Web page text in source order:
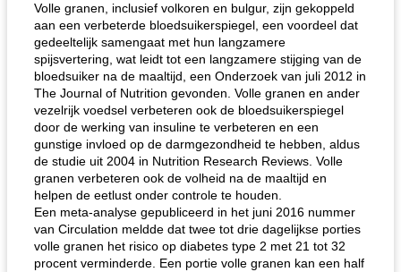
Volle granen, inclusief volkoren en bulgur, zijn gekoppeld
aan een verbeterde bloedsuikerspiegel, een voordeel dat
gedeeltelijk samengaat met hun langzamere
spijsvertering, wat leidt tot een langzamere stijging van de
bloedsuiker na de maaltijd, een Onderzoek van juli 2012 in
The Journal of Nutrition gevonden. Volle granen en ander
vezelrijk voedsel verbeteren ook de bloedsuikerspiegel
door de werking van insuline te verbeteren en een
gunstige invloed op de darmgezondheid te hebben, aldus
de studie uit 2004 in Nutrition Research Reviews. Volle
granen verbeteren ook de volheid na de maaltijd en
helpen de eetlust onder controle te houden.
Een meta-analyse gepubliceerd in het juni 2016 nummer
van Circulation meldde dat twee tot drie dagelijkse porties
volle granen het risico op diabetes type 2 met 21 tot 32
procent verminderde. Een portie volle granen kan een half